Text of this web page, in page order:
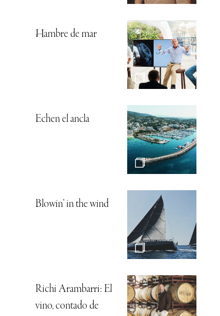
Hambre de mar
Echen el ancla
Blowin’ in the wind
Richi Arambarri: El
vino, contado de